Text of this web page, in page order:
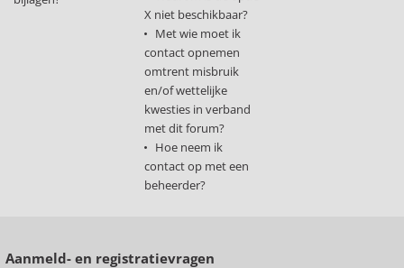
X niet beschikbaar?
Met wie moet ik
contact opnemen
omtrent misbruik
en/of wettelijke
kwesties in verband
met dit forum?
Hoe neem ik
contact op met een
beheerder?
Aanmeld- en registratievragen